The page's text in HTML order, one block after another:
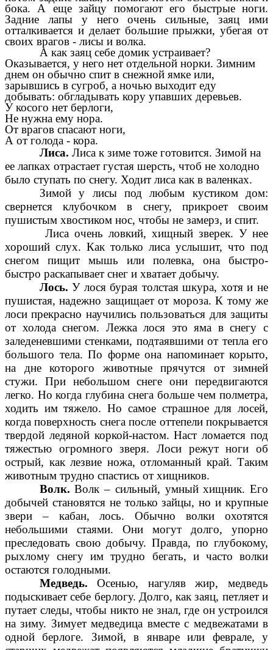
бока. А еще зайцу помогают его быстрые ноги.
Задние лапы у него очень сильные, заяц ими
отталкивается и делает большие прыжки, убегая от
своих врагов - лисы и волка.
А как заяц себе домик устраивает?
Оказывается, у него нет отдельной норки. Зимним
днем он обычно спит в снежной ямке или,
зарывшись в сугроб, а ночью выходит еду
добывать: обгладывать кору упавших деревьев.
У косого нет берлоги,
Не нужна ему нора.
От врагов спасают ноги,
А от голода - кора.
Лиса. Лиса к зиме тоже готовится. Зимой на
ее лапках отрастает густая шерсть, чтоб не холодно
было ступать по снегу. Ходит лиса как в валенках.
Зимой у лисы под любым кустиком дом:
свернется клубочком в снегу, прикроет своим
пушистым хвостиком нос, чтобы не замерз, и спит.
Лиса очень ловкий, хищный зверек. У нее
хороший слух. Как только лиса услышит, что под
снегом пищит мышь или полевка, она быстро-
быстро раскапывает снег и хватает добычу.
Лось. У лося бурая толстая шкура, хотя и не
пушистая, надежно защищает от мороза. К тому же
лоси прекрасно научились пользоваться для защиты
от холода снегом. Лежка лося это яма в снегу с
заледеневшими стенками, подтаявшими от тепла его
большого тела. По форме она напоминает корыто,
на дне которого животные прячутся от зимней
стужи. При небольшом снеге они передвигаются
легко. Но когда глубина снега больше чем полметра,
ходить им тяжело. Но самое страшное для лосей,
когда поверхность снега после оттепели покрывается
твердой ледяной коркой-настом. Наст ломается под
тяжестью огромного зверя. Лоси режут ноги об
острый, как лезвие ножа, отломанный край. Таким
животным трудно спастись от хищников.
Волк. Волк – сильный, умный хищник. Его
добычей становятся не только зайцы, но и крупные
звери – кабан, лось. Обычно волки охотятся
небольшими стаями. Они могут долго, упорно
преследовать свою добычу. Правда, по глубокому,
рыхлому снегу им трудно бегать, и часто волки
остаются голодными.
Медведь. Осенью, нагуляв жир, медведь
подыскивает себе берлогу. Долго, как заяц, петляет и
путает следы, чтобы никто не знал, где он устроился
на зиму. Зимует медведица вместе с медвежатами в
одной берлоге. Зимой, в январе или феврале, у